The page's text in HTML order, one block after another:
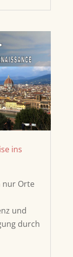
ins
nur Orte
und
durch